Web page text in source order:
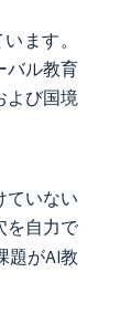
ます。
バル教育
よび国境
ていない
を自力で
題がAI教